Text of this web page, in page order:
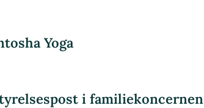
Yoga
i familiekoncernen